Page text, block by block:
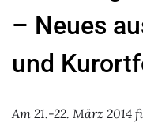
– Neues
und
Am 21.-22. März 2014